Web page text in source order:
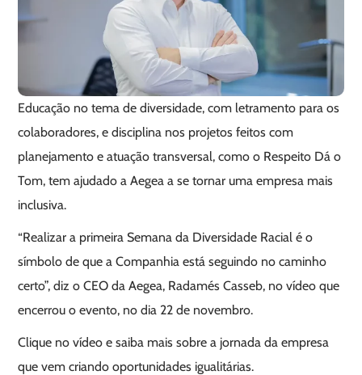
Educação no tema de diversidade, com letramento para os
colaboradores, e disciplina nos projetos feitos com
planejamento e atuação transversal, como o Respeito Dá o
Tom, tem ajudado a Aegea a se tornar uma empresa mais
inclusiva.
“Realizar a primeira Semana da Diversidade Racial é o
símbolo de que a Companhia está seguindo no caminho
certo”, diz o CEO da Aegea, Radamés Casseb, no vídeo que
encerrou o evento, no dia 22 de novembro.
Clique no vídeo e saiba mais sobre a jornada da empresa
que vem criando oportunidades igualitárias.